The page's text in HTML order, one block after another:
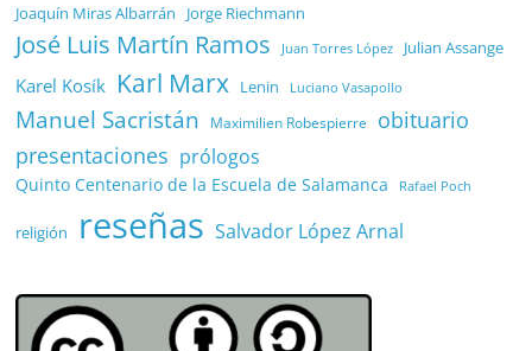
Joaquín Miras Albarrán Jorge Riechmann
José Luis Martín Ramos Juan Torres López Julian Assange
Karel Kosík Karl Marx Lenin Luciano Vasapollo
Manuel Sacristán Maximilien Robespierre
obituario
presentaciones prólogos
Quinto Centenario de la Escuela de Salamanca Rafael Poch
religión reseñas Salvador López Arnal